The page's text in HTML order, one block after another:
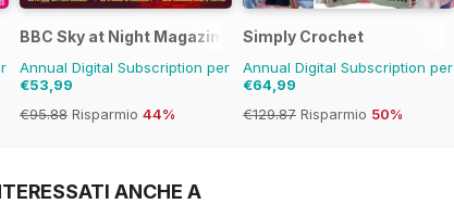
BBC Sky at Night Magazine
Annual Digital Subscription per
€53,99
€95.88 Risparmio 44%
Simply Crochet
Annual Digital Subscription per
€64,99
€129.87 Risparmio 50%
ANCHE A